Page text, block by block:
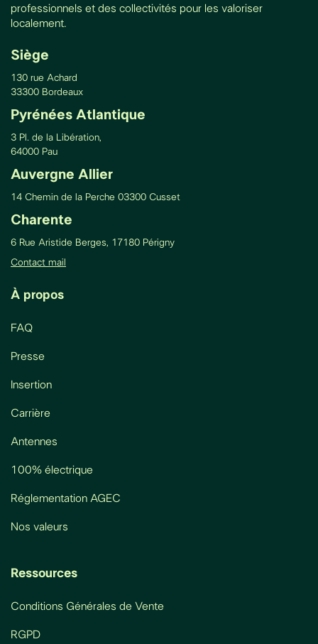
professionnels et des collectivités pour les valoriser
localement.
Siège
130 rue Achard
33300 Bordeaux
Pyrénées Atlantique
3 Pl. de la Libération,
64000 Pau
Auvergne Allier
14 Chemin de la Perche 03300 Cusset
Charente
6 Rue Aristide Berges, 17180 Périgny
Contact mail
À propos
FAQ
Presse
Insertion
Carrière
Antennes
100% électrique
Réglementation AGEC
Nos valeurs
Ressources
Conditions Générales de Vente
RGPD